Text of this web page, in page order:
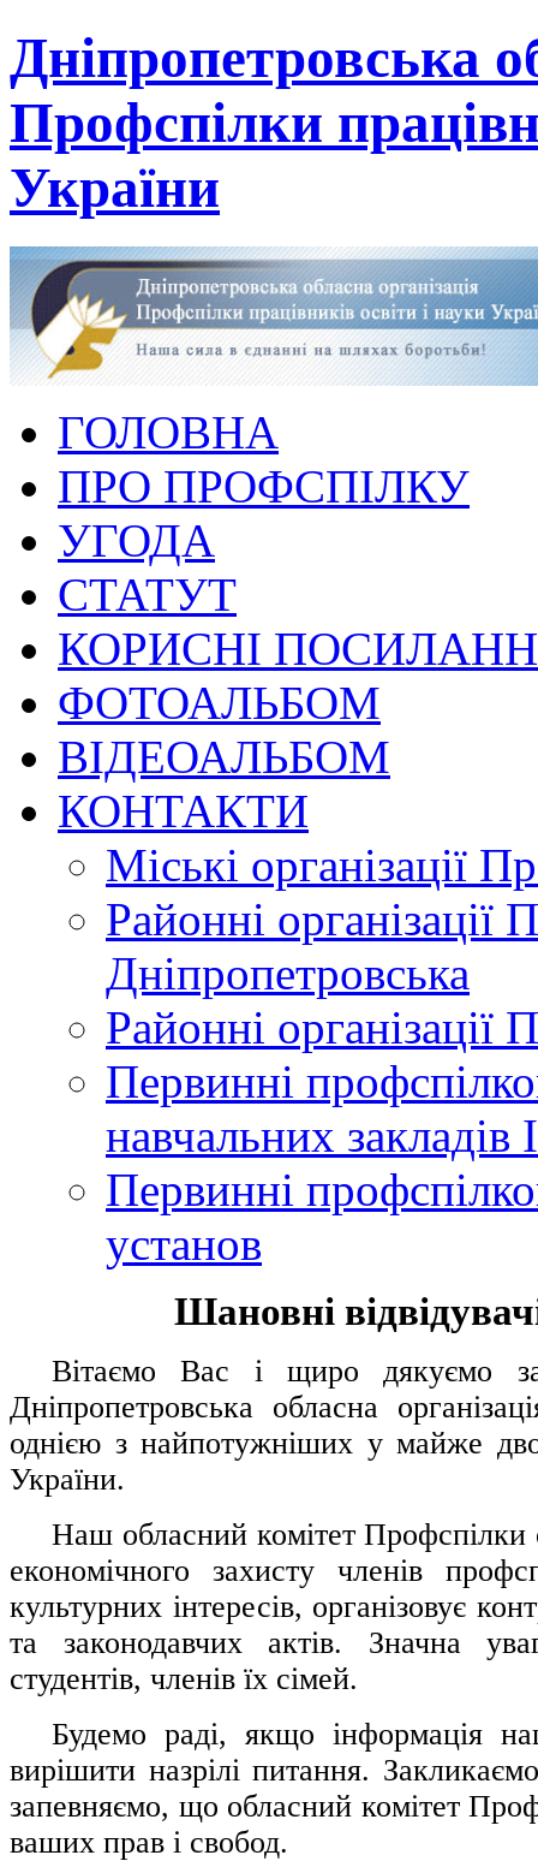
Дніпропетровська
Профспілки
України
ГОЛОВНА
ПРО ПРОФСПІЛКУ
УГОДА
СТАТУТ
КОРИСНІ
ФОТОАЛЬБОМ
ВІДЕОАЛЬБОМ
КОНТАКТИ
Міські організації
Районні організації
Дніпропетровська
Районні організації
Первинні
навчальних закладів
Первинні
установ
Шановні
Вітаємо Вас і щиро дякуємо за
Дніпропетровська обласна
однією з найпотужніших у майже
України.
Наш обласний комітет Профспілки
економічного захисту членів
культурних інтересів, організовує
та законодавчих актів. Значна
студентів, членів їх сімей.
Будемо раді, якщо інформація
вирішити назрілі питання.
запевняємо, що обласний комітет
ваших прав і свобод.